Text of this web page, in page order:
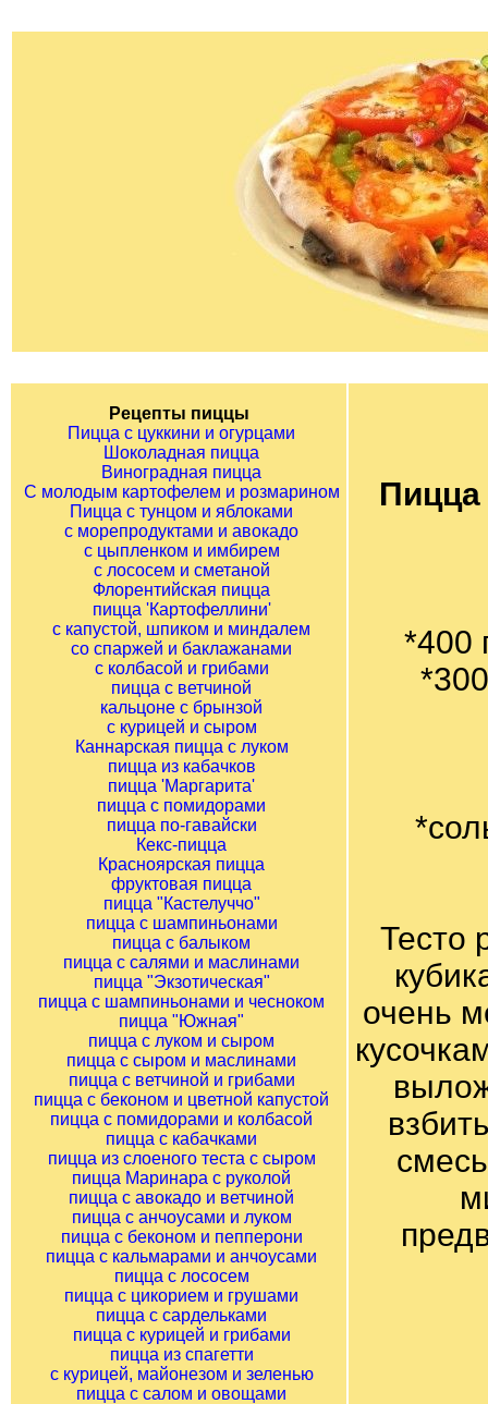
Рецепты пиццы
Пицца с цуккини и огурцами
Шоколадная пицца
Виноградная пицца
С молодым картофелем и розмарином
Пицца с тунцом и яблоками
с морепродуктами и авокадо
с цыпленком и имбирем
с лососем и сметаной
Флорентийская пицца
пицца 'Картофеллини'
с капустой, шпиком и миндалем
со спаржей и баклажанами
с колбасой и грибами
пицца с ветчиной
кальцоне с брынзой
с курицей и сыром
Каннарская пицца с луком
пицца из кабачков
пицца 'Маргарита'
пицца с помидорами
пицца по-гавайски
Кекс-пицца
Красноярская пицца
фруктовая пицца
пицца "Кастелуччо"
пицца с шампиньонами
пицца с балыком
пицца с салями и маслинами
пицца "Экзотическая"
пицца с шампиньонами и чесноком
пицца "Южная"
пицца с луком и сыром
пицца с сыром и маслинами
пицца с ветчиной и грибами
пицца с беконом и цветной капустой
пицца с помидорами и колбасой
пицца с кабачками
пицца из слоеного теста с сыром
пицца Маринара с руколой
пицца с авокадо и ветчиной
пицца с анчоусами и луком
пицца с беконом и пепперони
пицца с кальмарами и анчоусами
пицца с лососем
пицца с цикорием и грушами
пицца с сардельками
пицца с курицей и грибами
пицца из спагетти
с курицей, майонезом и зеленью
пицца с салом и овощами
Пицца
*400
Тесто
очень